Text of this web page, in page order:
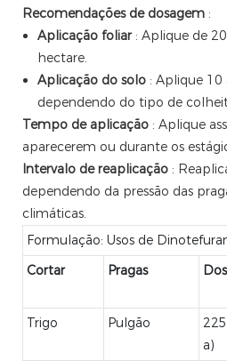
Recomendações de dosagem :
Aplicação foliar : Aplique de
hectare.
Aplicação do solo : Aplique 10
dependendo do tipo de
Tempo de aplicação : Aplique
aparecerem ou durante os
Intervalo de reaplicação :
dependendo da pressão das
climáticas.
Formulação: Usos de
Cortar
Pragas
Trigo
Pulgão
a)